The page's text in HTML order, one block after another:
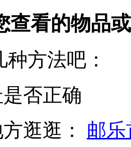
查看的物品
方法吧：
否正确
逛逛：
邮